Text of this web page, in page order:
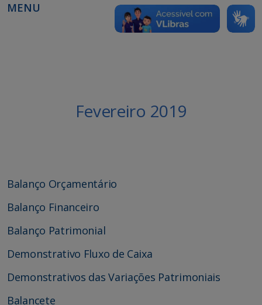
MENU
Fevereiro 2019
Balanço Orçamentário
Balanço Financeiro
Balanço Patrimonial
Demonstrativo Fluxo de Caixa
Demonstrativos das Variações Patrimoniais
Balancete